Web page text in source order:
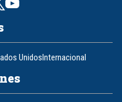
UnidosInternacional